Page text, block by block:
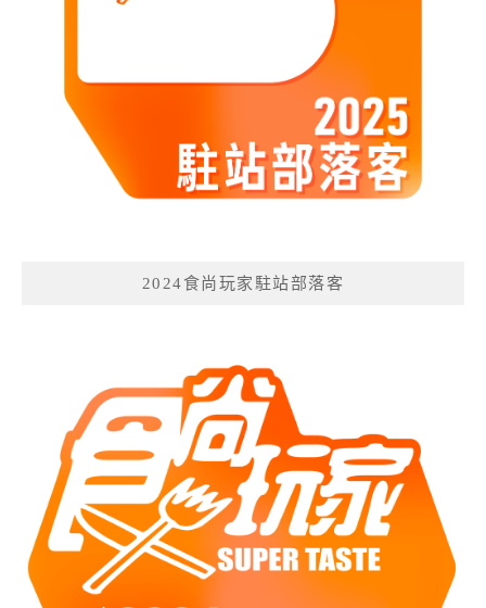
2024食尚玩家駐站部落客